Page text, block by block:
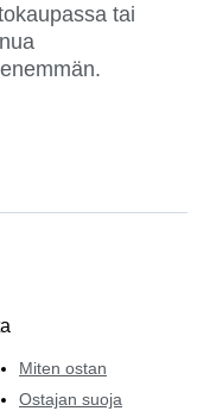
tai
Miten ostan
Ostajan suoja